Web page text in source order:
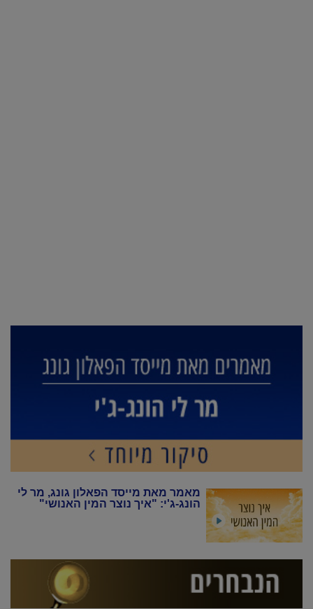
מאמר מאת מייסד הפאלון גונג, מר לי
הונג-ג'י: "איך נוצר המין האנושי"